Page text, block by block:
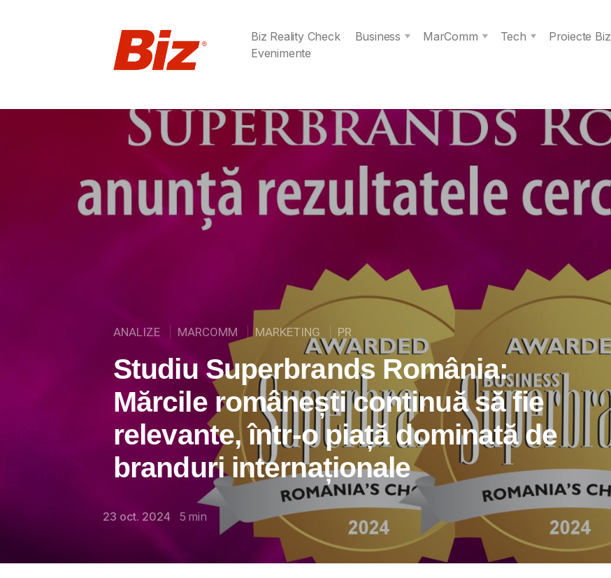
Biz Reality Check Business MarComm Tech
Proiecte Biz
Evenimente
ANALIZE MARCOMM MARKETING PR
Studiu Superbrands România:
Mărcile românești continuă să fie
relevante, într-o piață dominată de
branduri internaționale
23 oct. 2024 5 min